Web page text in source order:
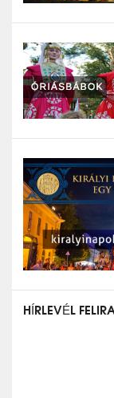
HÍRLEVÉL